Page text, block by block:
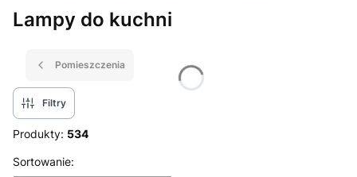
Lampy do kuchni
Pomieszczenia
Filtry
Produkty: 534
Lista produktów
Sortowanie: